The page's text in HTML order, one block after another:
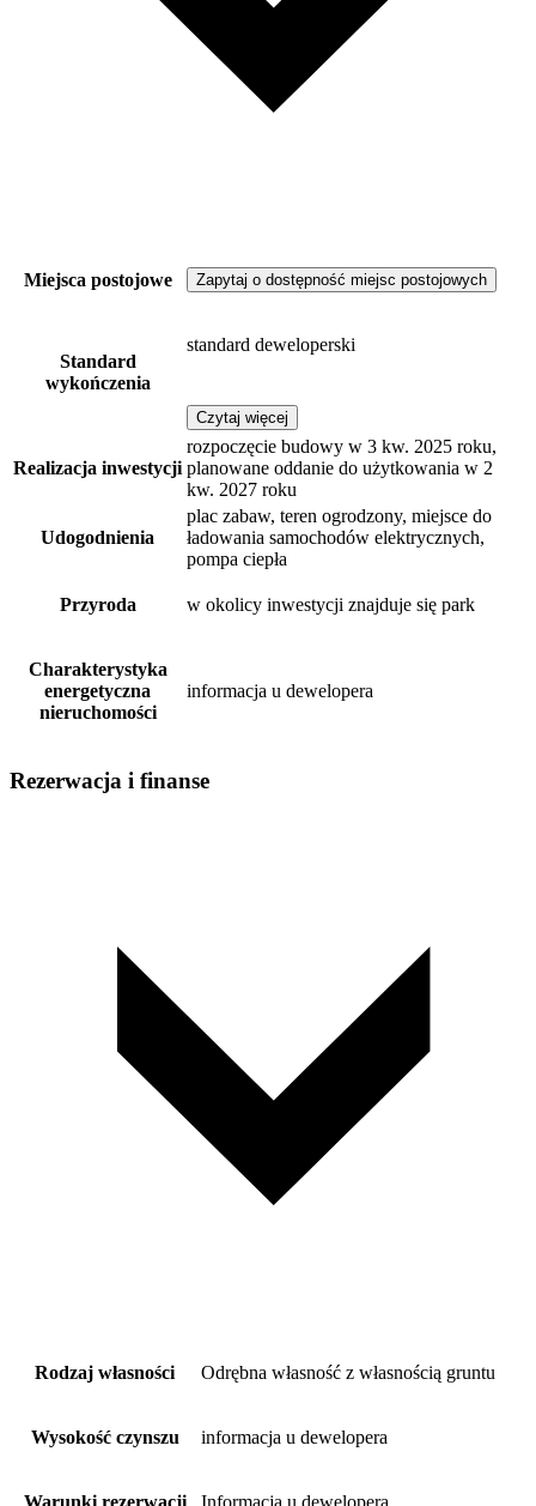
Miejsca postojowe Zapytaj o dostępność miejsc postojowych
Standard
wykończenia
standard deweloperski
Czytaj więcej
Realizacja inwestycji
rozpoczęcie budowy w 3 kw. 2025 roku,
planowane oddanie do użytkowania w 2
kw. 2027 roku
Udogodnienia
plac zabaw, teren ogrodzony, miejsce do
ładowania samochodów elektrycznych,
pompa ciepła
Przyroda w okolicy inwestycji znajduje się park
Charakterystyka
energetyczna
nieruchomości
informacja u dewelopera
Rezerwacja i finanse
Rodzaj własności Odrębna własność z własnością gruntu
Wysokość czynszu informacja u dewelopera
Warunki rezerwacji Informacja u dewelopera